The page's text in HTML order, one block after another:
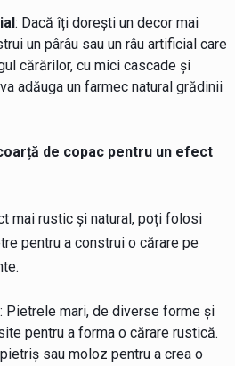
: Dacă îți dorești un decor mai
un pârâu sau un râu artificial care
cărărilor, cu mici cascade și
adăuga un farmec natural grădinii
de copac pentru un efect
mai rustic și natural, poți folosi
pentru a construi o cărare pe
: Pietrele mari, de diverse forme și
pentru a forma o cărare rustică.
sau moloz pentru a crea o